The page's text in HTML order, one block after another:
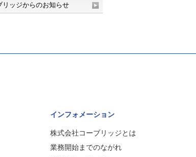
リッジからのお知らせ
インフォメーション
株式会社コーブリッジとは
業務開始までのながれ